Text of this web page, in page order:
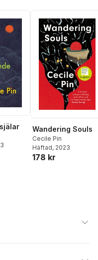
Totalt antal röster:
Wandering Souls
Cecile Pin
Häftad, 2023
178 kr